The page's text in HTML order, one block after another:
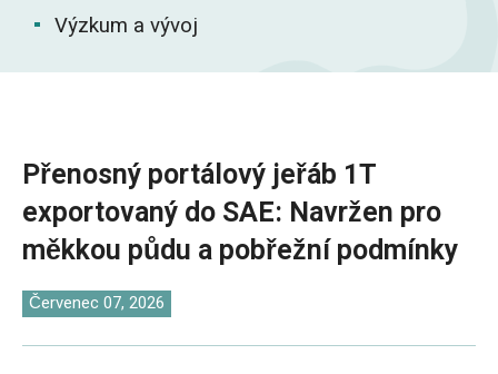
Výzkum a vývoj
Přenosný portálový jeřáb 1T
exportovaný do SAE: Navržen pro
měkkou půdu a pobřežní podmínky
Červenec 07, 2026
Pilipino
Kiswahili
Norsk
O‘zbekcha